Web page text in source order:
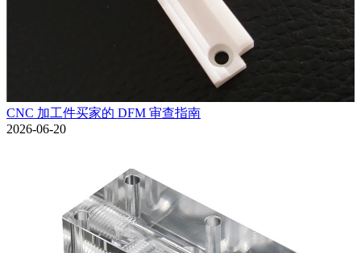
CNC 加工件买家的 DFM 审查指南
2026-06-20